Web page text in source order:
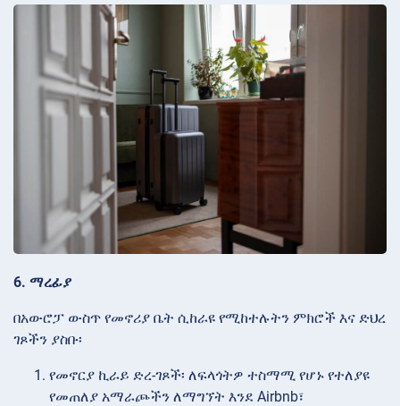
6. ማረፊያ
በአውሮፓ ውስጥ የመኖሪያ ቤት ሲከራዩ የሚከተሉትን ምክሮች እና ድህረ
ገጾችን ያስቡ፡
የመኖርያ ኪራይ ድረ-ገጾች፡ ለፍላጎትዎ ተስማሚ የሆኑ የተለያዩ
የመጠለያ አማራጮችን ለማግኘት እንደ Airbnb፣